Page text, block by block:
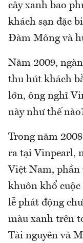
cây xanh bao
khách sạn đặc
Đàm Mông và
Năm 2009,
thu hút khách
lớn, ông nghĩ
này như thế
Trong năm
ra tại Vinpearl,
Việt Nam,
khuôn khổ
lễ phát động
màu xanh trên
Tài nguyên và